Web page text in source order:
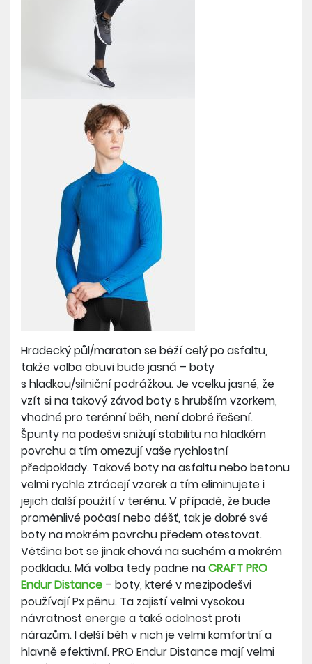
Hradecký půl/maraton se běží celý po asfaltu,
takže volba obuvi bude jasná – boty
s hladkou/silniční podrážkou. Je vcelku jasné, že
vzít si na takový závod boty s hrubším vzorkem,
vhodné pro terénní běh, není dobré řešení.
Špunty na podešvi snižují stabilitu na hladkém
povrchu a tím omezují vaše rychlostní
předpoklady. Takové boty na asfaltu nebo betonu
velmi rychle ztrácejí vzorek a tím eliminujete i
jejich další použití v terénu. V případě, že bude
proměnlivé počasí nebo déšť, tak je dobré své
boty na mokrém povrchu předem otestovat.
Většina bot se jinak chová na suchém a mokrém
podkladu. Má volba tedy padne naCRAFT PRO
Endur Distance – boty, které v mezipodešvi
používají Px pěnu. Ta zajistí velmi vysokou
návratnost energie a také odolnost proti
nárazům. I delší běh v nich je velmi komfortní a
hlavně efektivní. PRO Endur Distance mají velmi